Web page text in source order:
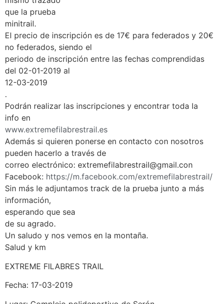
que la prueba
minitrail.
El precio de inscripción es de 17€ para federados y 20€
no federados, siendo el
periodo de inscripción entre las fechas comprendidas
del 02-01-2019 al
12-03-2019
.
Podrán realizar las inscripciones y encontrar toda la
info en
www.extremefilabrestrail.es
Además si quieren ponerse en contacto con nosotros
pueden hacerlo a través de
correo electrónico: extremefilabrestrail@gmail.con
Facebook: https://m.facebook.com/extremefilabrestrail/
Sin más le adjuntamos track de la prueba junto a más
información,
esperando que sea
de su agrado.
Un saludo y nos vemos en la montaña.
Salud y km
EXTREME FILABRES TRAIL
Fecha: 17-03-2019